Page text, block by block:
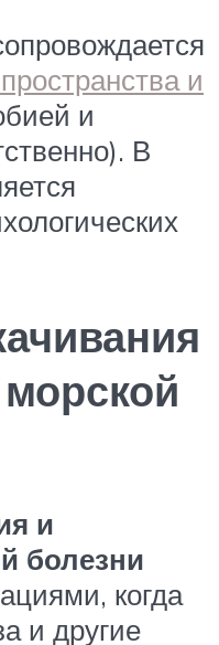
и
и
В
и
болезни
когда
и другие